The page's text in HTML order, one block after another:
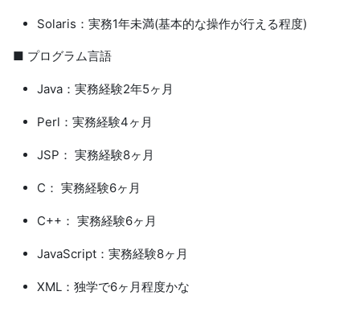
Solaris：実務1年未満(基本的な操作が行える程度)
■ プログラム言語
Java：実務経験2年5ヶ月
Perl：実務経験4ヶ月
JSP： 実務経験8ヶ月
C： 実務経験6ヶ月
C++： 実務経験6ヶ月
JavaScript：実務経験8ヶ月
XML：独学で6ヶ月程度かな